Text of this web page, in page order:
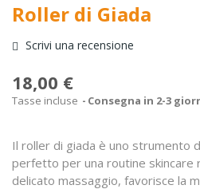
Roller di Giada
Scrivi una recensione
18,00 €
Tasse incluse Consegna in 2-3
Il roller di giada è uno strumento
perfetto per una routine skincare
delicato massaggio, favorisce la